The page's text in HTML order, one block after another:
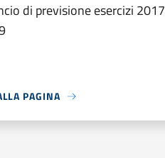
di previsione esercizi
PAGINA